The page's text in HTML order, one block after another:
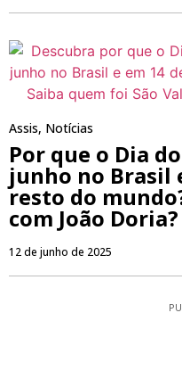
Assis, Notícias
Por que o Dia
junho no Brasil
resto do
com João Doria?
12 de junho de 2025